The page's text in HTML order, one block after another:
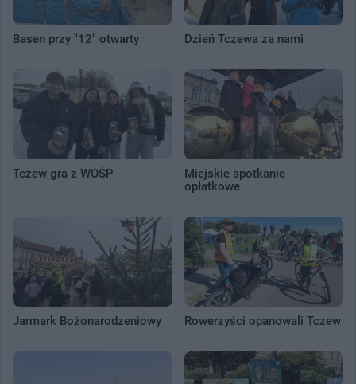
Basen przy "12" otwarty Dzień Tczewa za nami
Tczew gra z WOŚP
Miejskie spotkanie
opłatkowe
Jarmark Bożonarodzeniowy Rowerzyści opanowali Tczew